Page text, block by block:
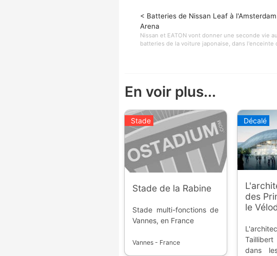
< Batteries de Nissan Leaf à l'Amsterdam
Arena
Nissan et EATON vont donner une seconde vie
batteries de la voiture japonaise, dans l'enceinte
En voir plus...
Stade
Stade de la Rabine
Stade multi-fonctions de
Vannes, en France
Vannes - France
Décalé
des
le
dans